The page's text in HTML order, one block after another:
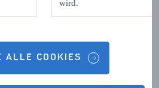
wird.
ALLE COOKIES